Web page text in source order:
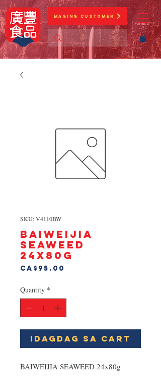
Maging Customer
SKU: V4110BW
BAIWEIJIA
SEAWEED
24x80g
CA$95.00
Quantity *
Idagdag Sa Cart
BAIWEIJIA SEAWEED 24x80g